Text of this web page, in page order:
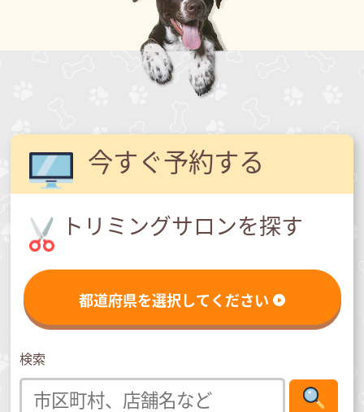
今すぐ予約する
トリミングサロンを探す
都道府県を選択してください
検索